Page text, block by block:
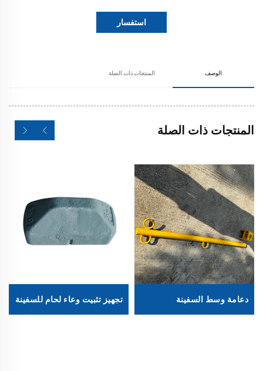
استفسار
الوصف المنتجات ذات الصلة
المنتجات ذات الصلة
دعامة وسط السفينة تجهيز تثبيت وعاء لحام للسفينة